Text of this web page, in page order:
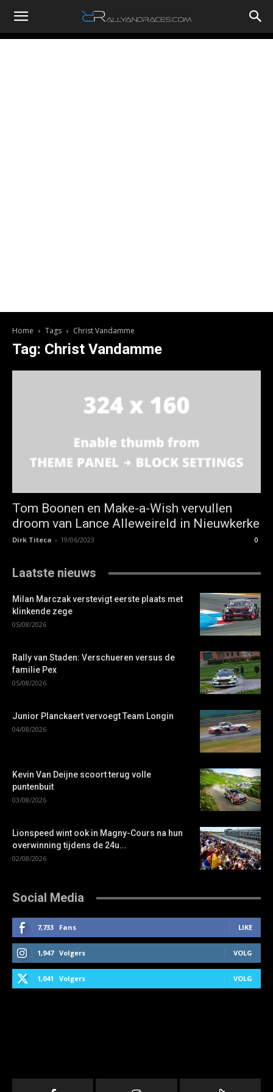
RallyandRaces.com
Home Tags Christ Vandamme
Tag: Christ Vandamme
Tom Boonen en Make-a-Wish vervullen
droom van Lance Alleweireld in Nieuwkerke
Dirk Titeca - 19/06/2023 0
Laatste nieuws
Milan Marczak verstevigt eerste plaats met
klinkende zege
05/08/2026
Rally van Staden: Verschueren versus de
familie Pex
05/08/2026
Junior Planckaert vervoegt Team Longin
04/08/2026
Kevin Van Deijne scoort terug volle
puntenbuit
03/08/2026
Lionspeed wint ook in Magny-Cours na hun
overwinning tijdens de 24u...
02/08/2026
Social Media
7,733 Fans LIKE
1,947 Volgers VOLG
1,041 Volgers VOLG